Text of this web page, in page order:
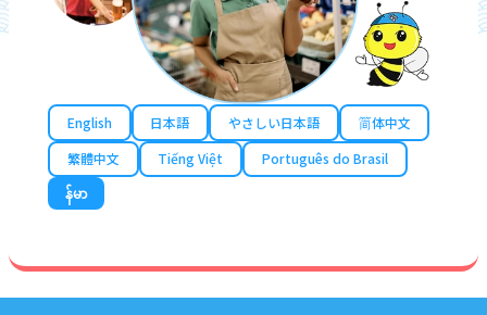
English 日本語 やさしい日本語
简体中文
繁體中文
Tiếng Việt
Português do Brasil
န်မာ